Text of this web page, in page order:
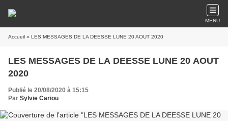
MENU
Accueil » LES MESSAGES DE LA DEESSE LUNE 20 AOUT 2020
LES MESSAGES DE LA DEESSE LUNE 20 AOUT
2020
Publié le 20/08/2020 à 15:15
Par Sylvie Cariou